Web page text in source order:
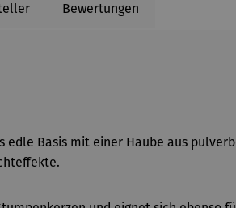
Bewertungen
Basis mit einer Haube aus